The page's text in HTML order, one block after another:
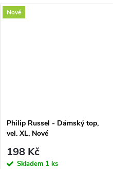
Nové
Philip Russel - Dámský top,
vel. XL, Nové
198 Kč
Skladem 1 ks